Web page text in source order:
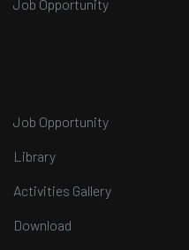
Job Opportunity
Job Opportunity
Library
Activities Gallery
Download